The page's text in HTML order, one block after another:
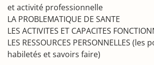
et activité professionnelle
LA PROBLEMATIQUE DE SANTE
LES ACTIVITES ET CAPACITES
LES RESSOURCES PERSONNELLES
habiletés et savoirs faire)